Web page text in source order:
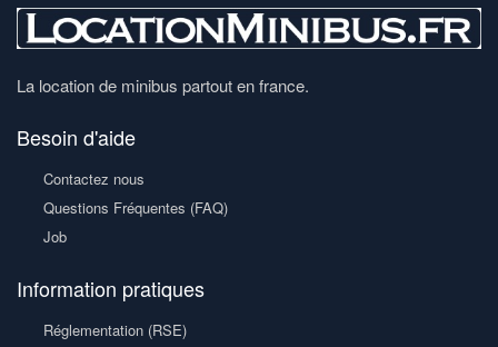
La location de minibus partout en france.
Besoin d'aide
Contactez nous
Questions Fréquentes (FAQ)
Job
Information pratiques
Réglementation (RSE)